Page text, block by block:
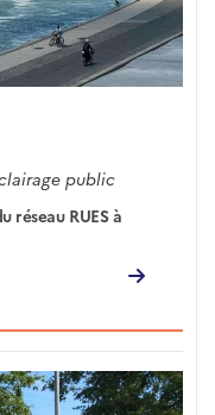
public
réseau RUES à